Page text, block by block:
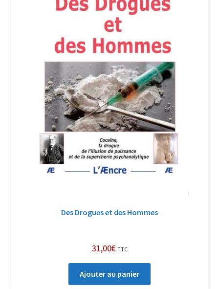
Login Customizer
Nous Contacter
Politique de confidentialité et cookies
Qui sommes-nous ?
Soutien à Philippe Randa
Suivi de la Commande
Des Drogues et des Hommes
31,00€ TTC
Ajouter au panier